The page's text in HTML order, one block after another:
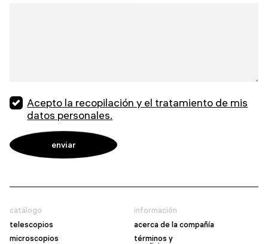
Acepto la recopilación y el tratamiento de mis
datos personales.
catálogo
telescopios
microscopios
información
acerca de la compañía
términos y